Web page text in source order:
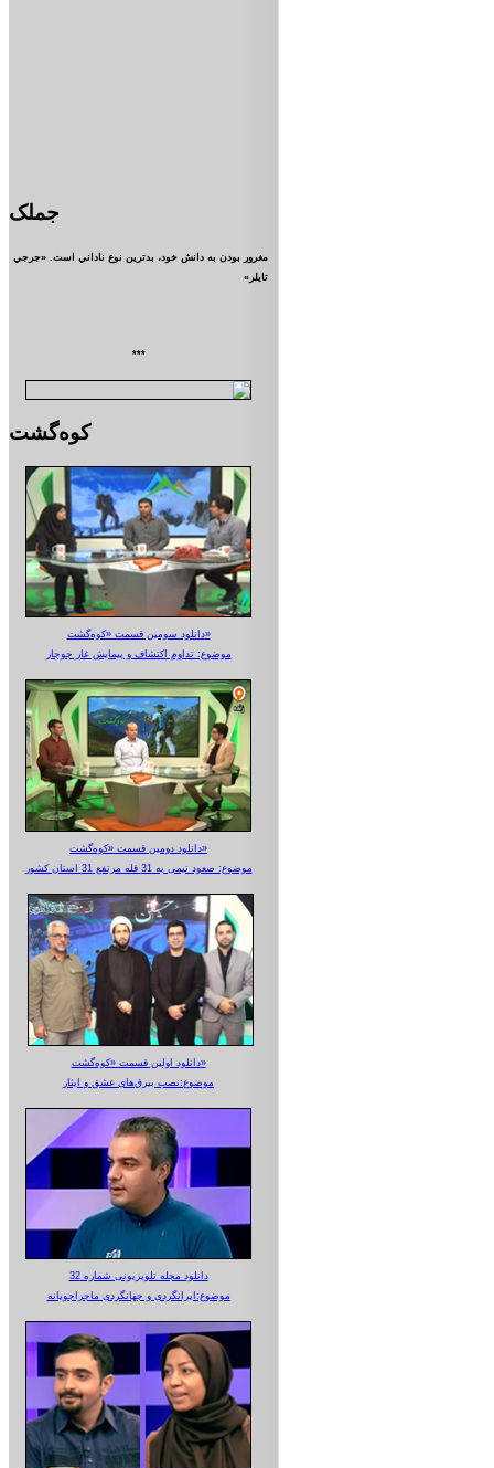
جملک
مغرور بودن به دانش خود، بدترين نوع ناداني است. «جرجي
تايلر»
***
کوه‌گشت
دانلود سومین قسمت «کوه‌گشت»
موضوع: تداوم اکتشاف و پیمایش غار جوجار
دانلود دومین قسمت «کوه‌گشت»
موضوع: صعود تیمی به 31 قله مرتفع 31 استان کشور
دانلود اولین قسمت «کوه‌گشت»
موضوع:نصب بیرق‌های عشق و ایثار
دانلود مجله تلویزیونی شماره 32
موضوع:ایرانگردی و جهانگردی ماجراجویانه